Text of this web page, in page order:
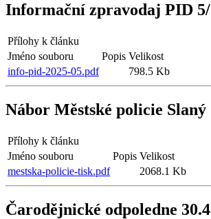
Informační zpravodaj PID 5/
Přílohy k článku
Jméno souboru
Popis Velikost
info-pid-2025-05.pdf
798.5 Kb
Nábor Městské policie Slaný
Přílohy k článku
Jméno souboru
Popis Velikost
mestska-policie-tisk.pdf
2068.1 Kb
Čarodějnické odpoledne